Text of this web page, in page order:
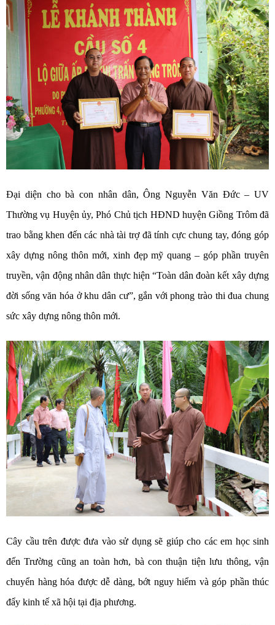
Đại diện cho bà con nhân dân, Ông Nguyễn Văn Đức – UV
Thường vụ Huyện ủy, Phó Chủ tịch HĐND huyện Giồng Trôm đã
trao bằng khen đến các nhà tài trợ đã tính cực chung tay, đóng góp
xây dựng nông thôn mới, xinh đẹp mỹ quang – góp phần truyên
truyền, vận động nhân dân thực hiện “Toàn dân đoàn kết xây dựng
đời sống văn hóa ở khu dân cư”, gắn với phong trào thi đua chung
sức xây dựng nông thôn mới.
Cây cầu trên được đưa vào sử dụng sẽ giúp cho các em học sinh
đến Trường cũng an toàn hơn, bà con thuận tiện lưu thông, vận
chuyển hàng hóa được dễ dàng, bớt nguy hiểm và góp phần thúc
đẩy kinh tế xã hội tại địa phương.